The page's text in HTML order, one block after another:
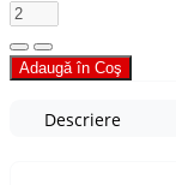
Adaugă în Coş
Descriere